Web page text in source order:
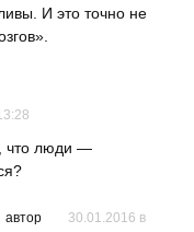
И это точно не
что люди —
автор
30.01.2016 в